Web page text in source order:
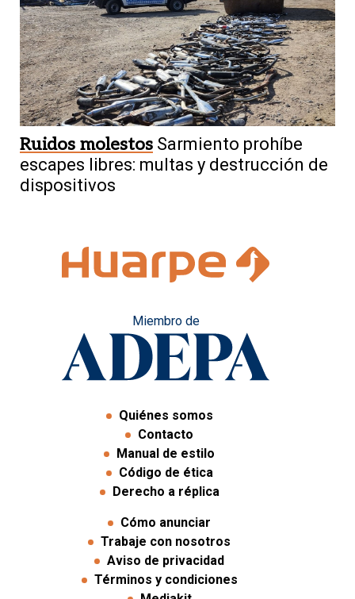
Ruidos molestos Sarmiento prohíbe
escapes libres: multas y destrucción de
dispositivos
Miembro de
Quiénes somos
Contacto
Manual de estilo
Código de ética
Derecho a réplica
Cómo anunciar
Trabaje con nosotros
Aviso de privacidad
Términos y condiciones